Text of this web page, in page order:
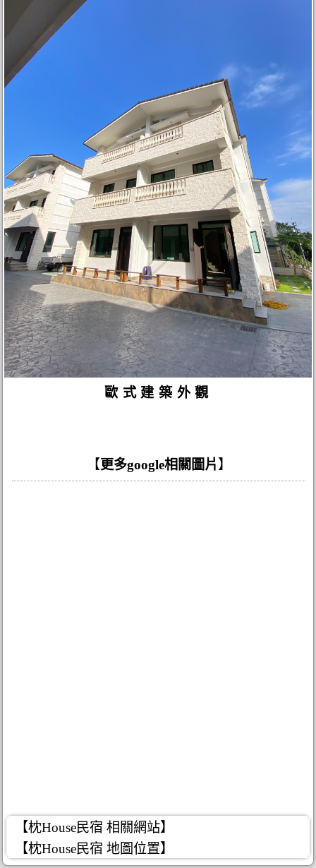
歐式建築外觀
【更多google相關圖片】
【枕House民宿 相關網站】
【枕House民宿 地圖位置】